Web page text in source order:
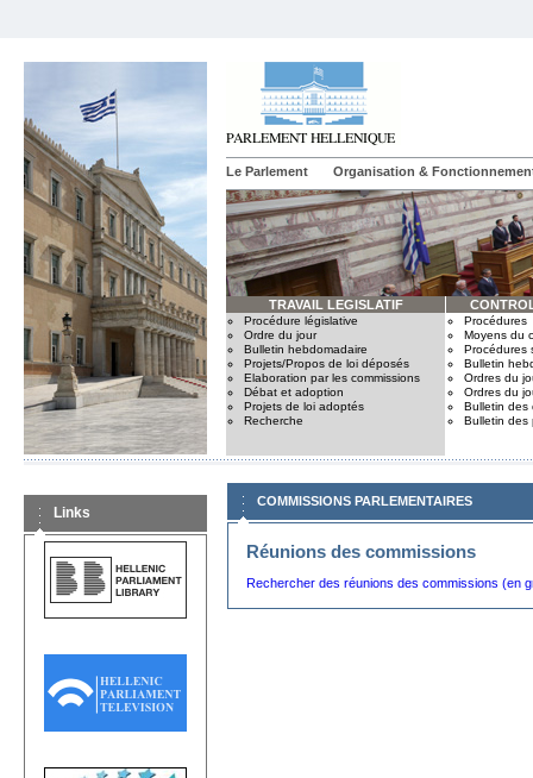
Le Parlement Organisation &
TRAVAIL LEGISLATIF
Procédure législative
Ordre du jour
Bulletin hebdomadaire
Projets/Propos de loi déposés
Elaboration par les commissions
Débat et adoption
Projets de loi adoptés
Recherche
Procédures
Moyens du
Procédures
Bulletin
Ordres du
Ordres du
Bulletin des
Bulletin des
Links
COMMISSIONS PARLEMENTAIRES
Réunions des commissions
Rechercher des réunions des commissions (en